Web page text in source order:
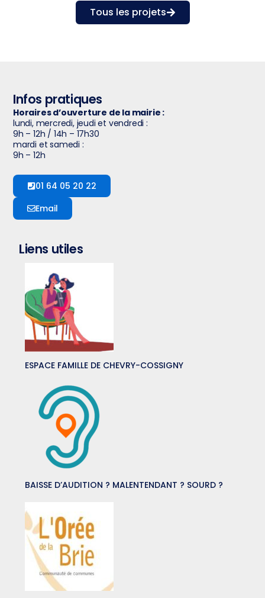
Tous les projets
Infos pratiques
Horaires d’ouverture de la mairie :
lundi, mercredi, jeudi et vendredi :
9h – 12h / 14h – 17h30
mardi et samedi :
9h – 12h
01 64 05 20 22
Email
Liens utiles
ESPACE FAMILLE DE CHEVRY-COSSIGNY
BAISSE D’AUDITION ? MALENTENDANT ? SOURD ?